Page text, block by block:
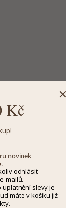
Kč
novinek
odhlásit
mailů.
slevy je
máte v košíku již